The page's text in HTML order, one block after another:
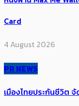
Card
4 August 2026
PR NEWS
เมืองไทยประกันชีวิต